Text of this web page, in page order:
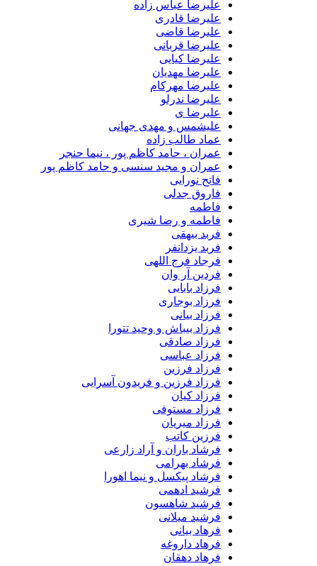
علیرضا عباس زاده
علیرضا قادری
علیرضا قاضی
علیرضا قربانی
علیرضا کیایی
علیرضا مهدیان
علیرضا مهرکام
علیرضا ندرلو
علیرضا ی
علیشمس و مهدی جهانی
عماد طالب زاده
عمران ، حامد کاظم پور ، نیما حنجر
عمران و مجید سنسی و حامد کاظم پور
فاتح نورایی
فاروق جدلی
فاطمه و رضا شیری
فربد بیهقی
فربد یزدانفر
فرجاد فرج اللهی
فردین آر وان
فرزاد بابایی
فرزاد بوجاری
فرزاد بیانی
فرزاد بیباش و وحید تتورا
فرزاد صادقی
فرزاد عباسی
فرزاد فرزین
فرزاد فرزین و فریدون آسرایی
فرزاد کیان
فرزاد مستوفی
فرزاد میریان
فرزین کاتب
فرشاد باران و آراد زارعی
فرشاد بهرامی
فرشاد پیکسل و نیما اهورا
فرشید ادهمی
فرشید شاهسون
فرشید میلانی
فرهاد بیانی
فرهاد داروغه
فرهاد دهقان